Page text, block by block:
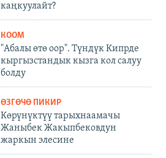
каңкуулайт?
КООМ
"Абалы өтө оор". Түндүк Кипрде
кыргызстандык кызга кол салуу
болду
ӨЗГӨЧӨ ПИКИР
Көрүнүктүү тарыхнаамачы
Жаныбек Жакыпбековдун
жаркын элесине